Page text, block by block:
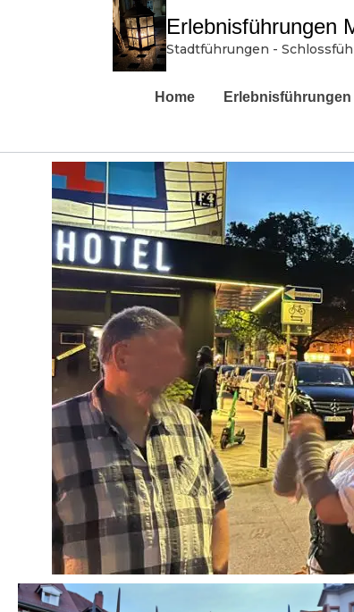
Erlebnisführungen
Stadtführungen -
Home Erlebnisführungen